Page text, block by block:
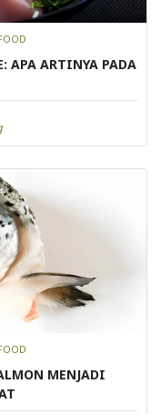
APA ARTINYA PADA
MENJADI